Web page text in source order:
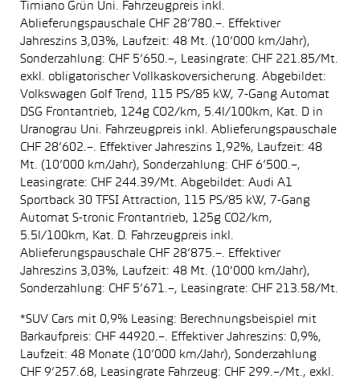
Timiano Grün Uni. Fahrzeugpreis inkl.
Ablieferungspauschale CHF 28’780.–. Effektiver
Jahreszins 3,03%, Laufzeit: 48 Mt. (10’000 km/Jahr),
Sonderzahlung: CHF 5’650.–, Leasingrate: CHF 221.85/Mt.
exkl. obligatorischer Vollkaskoversicherung. Abgebildet:
Volkswagen Golf Trend, 115 PS/85 kW, 7-Gang Automat
DSG Frontantrieb, 124g CO2/km, 5.4l/100km, Kat. D in
Uranograu Uni. Fahrzeugpreis inkl. Ablieferungspauschale
CHF 28’602.–. Effektiver Jahreszins 1,92%, Laufzeit: 48
Mt. (10’000 km/Jahr), Sonderzahlung: CHF 6’500.–,
Leasingrate: CHF 244.39/Mt. Abgebildet: Audi A1
Sportback 30 TFSI Attraction, 115 PS/85 kW, 7-Gang
Automat S-tronic Frontantrieb, 125g CO2/km,
5.5l/100km, Kat. D. Fahrzeugpreis inkl.
Ablieferungspauschale CHF 28’875.–. Effektiver
Jahreszins 3,03%, Laufzeit: 48 Mt. (10'000 km/Jahr),
Sonderzahlung: CHF 5’671.–, Leasingrate: CHF 213.58/Mt.
*SUV Cars mit 0,9% Leasing: Berechnungsbeispiel mit
Barkaufpreis: CHF 44920.–. Effektiver Jahreszins: 0,9%,
Laufzeit: 48 Monate (10’000 km/Jahr), Sonderzahlung
CHF 9’257.68, Leasingrate Fahrzeug: CHF 299.–/Mt., exkl.